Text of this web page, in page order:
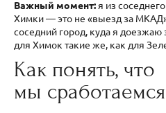
Важный момент: я из
Химки — это не «выезд за
соседний город, куда я
для Химок такие же, как для
Как понять, что
мы сработаемся